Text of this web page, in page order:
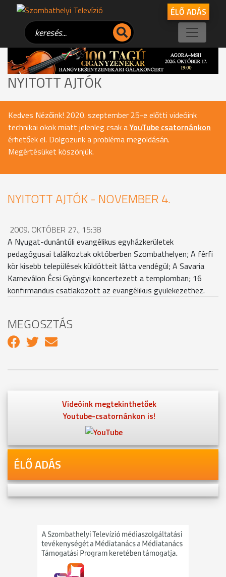
ÉLŐ ADÁS
NYITOTT AJTÓK
Kedves Nézőink! 2020. szeptember 25-e előtti videóink
technikai okok miatt jelenleg csak aYouTube csatornánkon
érhetőek el. Dolgozunk a probléma megoldásán.
Megértésüket köszönjük.
NYITOTT AJTÓK - NOVEMBER 4.
2009. OKTÓBER 27., 15:38
A Nyugat-dunántúli evangélikus egyházkerületek
pedagógusai találkoztak októberben Szombathelyen; A férfi
kör kisebb települések küldötteit látta vendégül; A Savaria
Karneválon Écsi Gyöngyi koncertezett a templomban; 16
konfirmandus csatlakozott az evangélikus gyülekezethez.
MEGOSZTÁS
Videóink megtekinthetőek
Youtube-csatornánkon is!
ÉLŐ ADÁS